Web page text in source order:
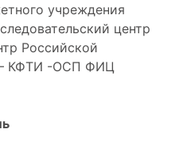
учреждения
центр
Российской
– КФТИ -ОСП ФИЦ